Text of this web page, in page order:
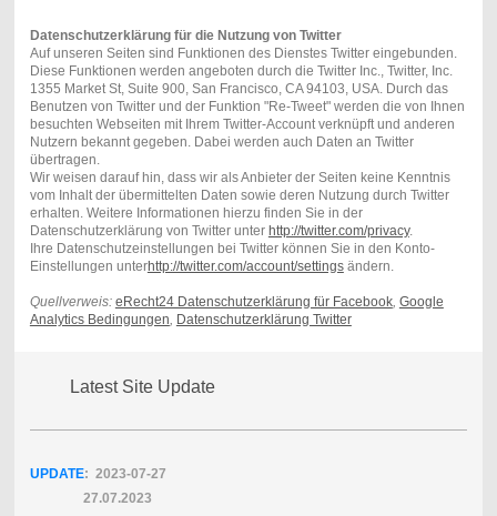
Datenschutzerklärung für die Nutzung von Twitter
Auf unseren Seiten sind Funktionen des Dienstes Twitter eingebunden.
Diese Funktionen werden angeboten durch die Twitter Inc., Twitter, Inc.
1355 Market St, Suite 900, San Francisco, CA 94103, USA. Durch das
Benutzen von Twitter und der Funktion "Re-Tweet" werden die von Ihnen
besuchten Webseiten mit Ihrem Twitter-Account verknüpft und anderen
Nutzern bekannt gegeben. Dabei werden auch Daten an Twitter
übertragen.
Wir weisen darauf hin, dass wir als Anbieter der Seiten keine Kenntnis
vom Inhalt der übermittelten Daten sowie deren Nutzung durch Twitter
erhalten. Weitere Informationen hierzu finden Sie in der
Datenschutzerklärung von Twitter unter http://twitter.com/privacy.
Ihre Datenschutzeinstellungen bei Twitter können Sie in den Konto-
Einstellungen unterhttp://twitter.com/account/settingsändern.
Quellverweis: eRecht24 Datenschutzerklärung für Facebook, Google
Analytics Bedingungen Datenschutzerklärung Twitter
Latest Site Update
UPDATE: 2023-07-27
27.07.2023